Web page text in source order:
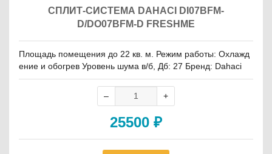
СПЛИТ-СИСТЕМА DAHACI DI07BFM-
D/DO07BFM-D FRESHME
Площадь помещения до 22 кв. м. Режим работы: Охлажд
ение и обогрев Уровень шума в/б, Дб: 27 Бренд: Dahaci
25500 ₽